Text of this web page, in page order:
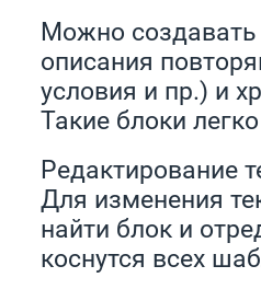
Можно создавать
описания
условия и пр.) и
Такие блоки
Редактирование
Для изменения
найти блок и
коснутся всех